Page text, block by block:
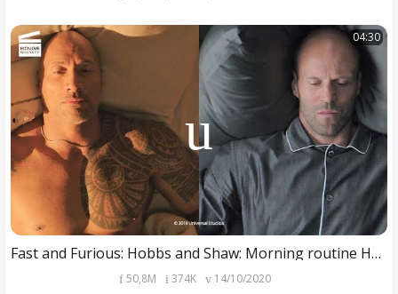
04:30
Fast and Furious: Hobbs and Shaw: Morning routine HD CLIP
50,8M 374K 14/10/2020